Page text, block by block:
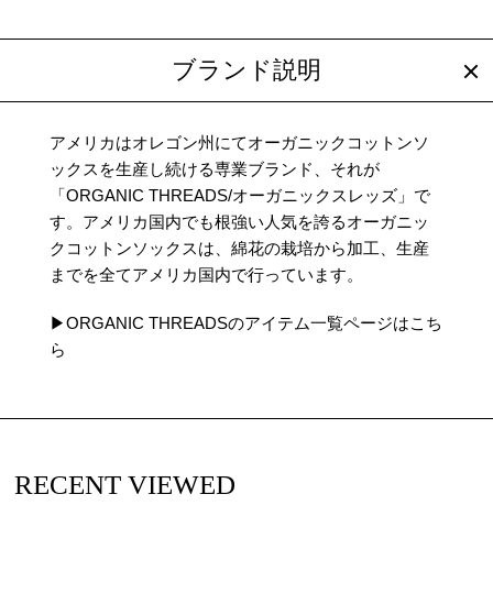
ブランド説明
アメリカはオレゴン州にてオーガニックコットンソ
ックスを生産し続ける専業ブランド、それが
「ORGANIC THREADS/オーガニックスレッズ」で
す。アメリカ国内でも根強い人気を誇るオーガニッ
クコットンソックスは、綿花の栽培から加工、生産
までを全てアメリカ国内で行っています。
▶ORGANIC THREADSのアイテム一覧ページはこち
ら
RECENT VIEWED